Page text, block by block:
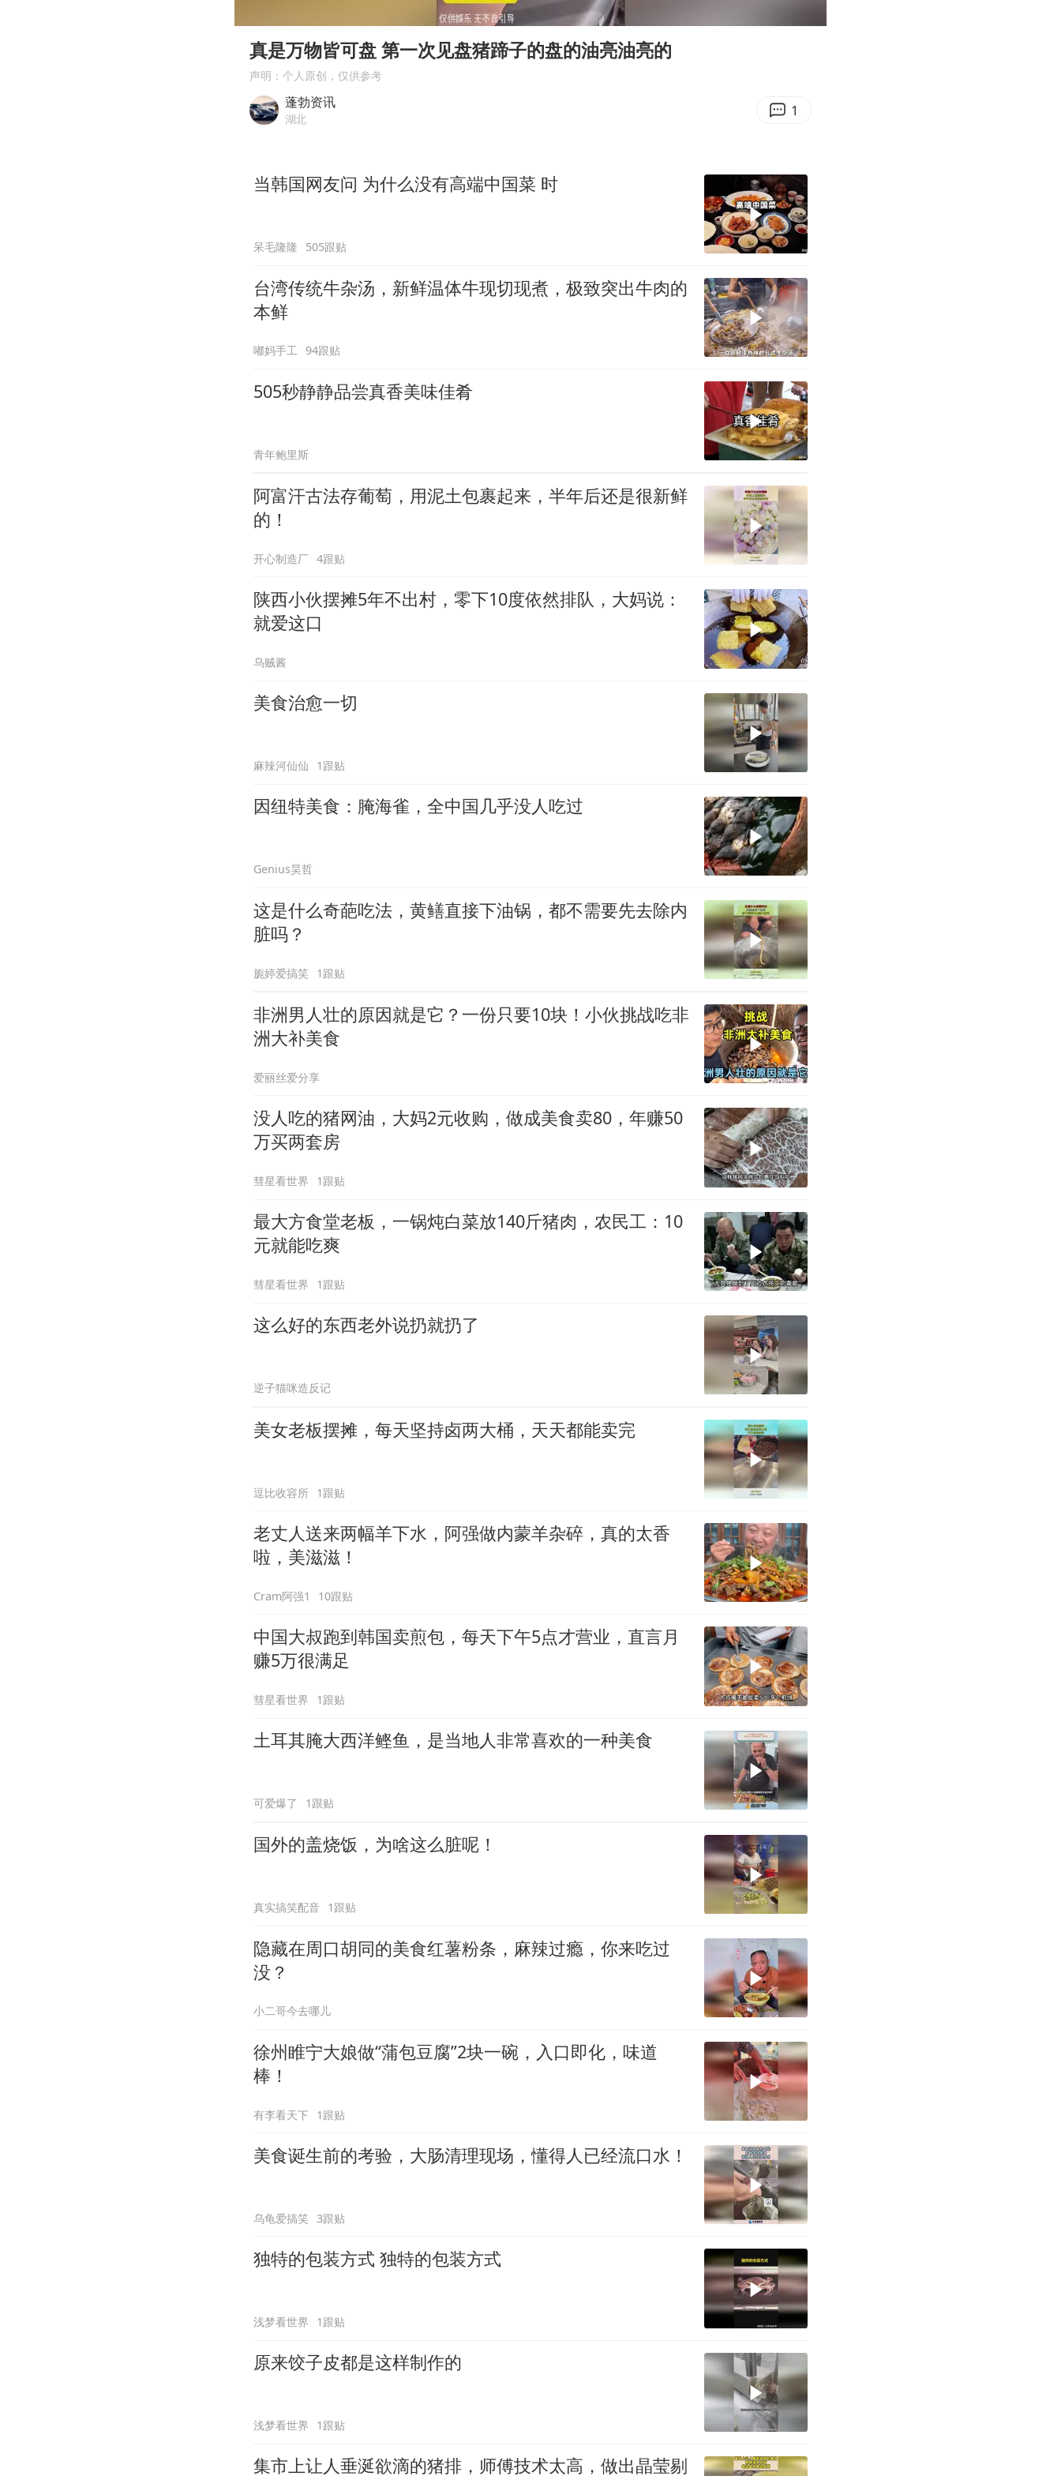
国防部：坚决反制任何闹海挑衅图谋
日本试射“战斧”导弹，国防部回应
胡彦斌韩磊 谁帮谁
真是万物皆可盘 第一次见盘猪蹄子的盘的油亮油亮的
声明：个人原创，仅供参考
蓬勃资讯
湖北 1
当韩国网友问 为什么没有高端中国菜 时
呆毛隆隆 505跟贴
台湾传统牛杂汤，新鲜温体牛现切现煮，极致突出牛肉的
本鲜
嘟妈手工 94跟贴
505秒静静品尝真香美味佳肴
青年鲍里斯
阿富汗古法存葡萄，用泥土包裹起来，半年后还是很新鲜
的！
开心制造厂 4跟贴
陕西小伙摆摊5年不出村，零下10度依然排队，大妈说：
就爱这口
乌贼酱
美食治愈一切
麻辣河仙仙 1跟贴
因纽特美食：腌海雀，全中国几乎没人吃过
Genius昊哲
这是什么奇葩吃法，黄鳝直接下油锅，都不需要先去除内
脏吗？
旎婷爱搞笑 1跟贴
非洲男人壮的原因就是它？一份只要10块！小伙挑战吃非
洲大补美食
爱丽丝爱分享
没人吃的猪网油，大妈2元收购，做成美食卖80，年赚50
万买两套房
彗星看世界 1跟贴
最大方食堂老板，一锅炖白菜放140斤猪肉，农民工：10
元就能吃爽
彗星看世界 1跟贴
这么好的东西老外说扔就扔了
逆子猫咪造反记
美女老板摆摊，每天坚持卤两大桶，天天都能卖完
逗比收容所 1跟贴
老丈人送来两幅羊下水，阿强做内蒙羊杂碎，真的太香
啦，美滋滋！
Cram阿强1 10跟贴
中国大叔跑到韩国卖煎包，每天下午5点才营业，直言月
赚5万很满足
彗星看世界 1跟贴
土耳其腌大西洋鲣鱼，是当地人非常喜欢的一种美食
可爱爆了 1跟贴
国外的盖烧饭，为啥这么脏呢！
真实搞笑配音 1跟贴
隐藏在周口胡同的美食红薯粉条，麻辣过瘾，你来吃过
没？
小二哥今去哪儿
徐州睢宁大娘做“蒲包豆腐”2块一碗，入口即化，味道
棒！
有李看天下 1跟贴
美食诞生前的考验，大肠清理现场，懂得人已经流口水！
乌龟爱搞笑 3跟贴
独特的包装方式 独特的包装方式
浅梦看世界 1跟贴
原来饺子皮都是这样制作的
浅梦看世界 1跟贴
集市上让人垂涎欲滴的猪排，师傅技术太高，做出晶莹剔